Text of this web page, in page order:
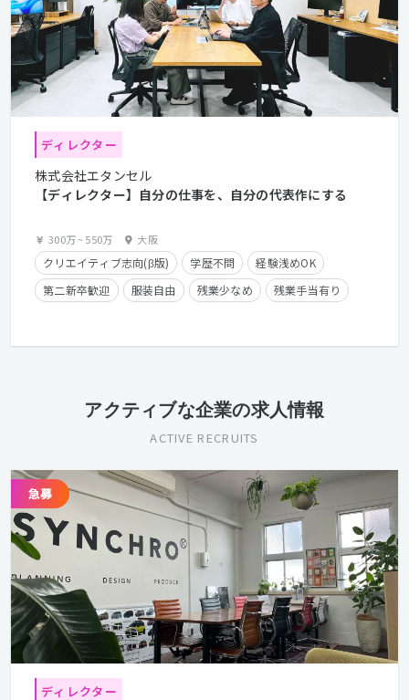
ディレクター
株式会社エタンセル
【ディレクター】自分の仕事を、自分の代表作にする
300万~550万 大阪
クリエイティブ志向(β版) 学歴不問
経験浅めOK
第二新卒歓迎
服装自由 残業少なめ
残業手当有り
アクティブな企業の求人情報
ACTIVE RECRUITS
ディレクター